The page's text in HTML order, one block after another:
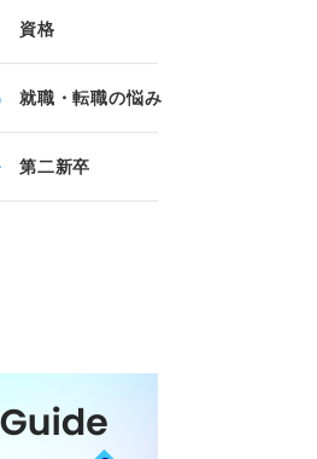
資格
就職・転職の悩み
第二新卒